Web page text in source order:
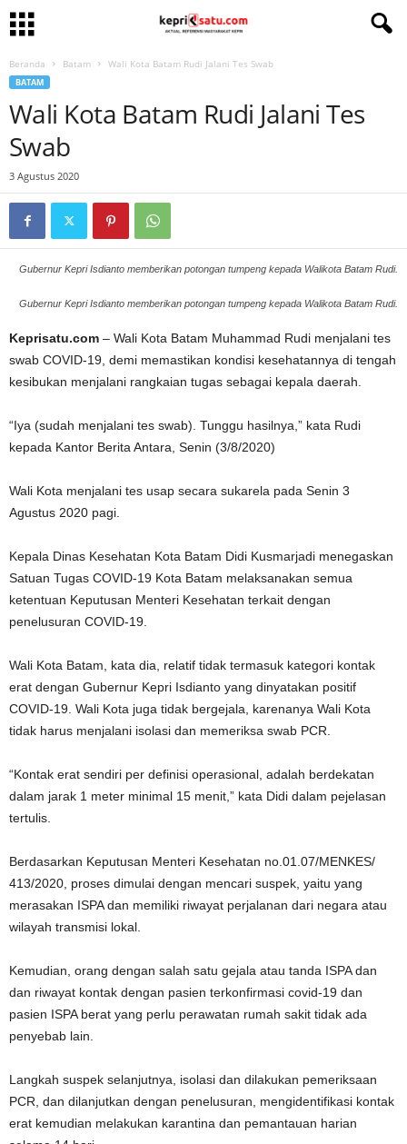
Beranda Batam Wali Kota Batam Rudi Jalani Tes Swab
BATAM
Wali Kota Batam Rudi Jalani Tes
Swab
3 Agustus 2020
Gubernur Kepri Isdianto memberikan potongan tumpeng kepada Walikota Batam Rudi.
Gubernur Kepri Isdianto memberikan potongan tumpeng kepada Walikota Batam Rudi.
Keprisatu.com – Wali Kota Batam Muhammad Rudi menjalani tes
swab COVID-19, demi memastikan kondisi kesehatannya di tengah
kesibukan menjalani rangkaian tugas sebagai kepala daerah.
“Iya (sudah menjalani tes swab). Tunggu hasilnya,” kata Rudi
kepada Kantor Berita Antara, Senin (3/8/2020)
Wali Kota menjalani tes usap secara sukarela pada Senin 3
Agustus 2020 pagi.
Kepala Dinas Kesehatan Kota Batam Didi Kusmarjadi menegaskan
Satuan Tugas COVID-19 Kota Batam melaksanakan semua
ketentuan Keputusan Menteri Kesehatan terkait dengan
penelusuran COVID-19.
Wali Kota Batam, kata dia, relatif tidak termasuk kategori kontak
erat dengan Gubernur Kepri Isdianto yang dinyatakan positif
COVID-19. Wali Kota juga tidak bergejala, karenanya Wali Kota
tidak harus menjalani isolasi dan memeriksa swab PCR.
“Kontak erat sendiri per definisi operasional, adalah berdekatan
dalam jarak 1 meter minimal 15 menit,” kata Didi dalam pejelasan
tertulis.
Berdasarkan Keputusan Menteri Kesehatan no.01.07/MENKES/
413/2020, proses dimulai dengan mencari suspek, yaitu yang
merasakan ISPA dan memiliki riwayat perjalanan dari negara atau
wilayah transmisi lokal.
Kemudian, orang dengan salah satu gejala atau tanda ISPA dan
dan riwayat kontak dengan pasien terkonfirmasi covid-19 dan
pasien ISPA berat yang perlu perawatan rumah sakit tidak ada
penyebab lain.
Langkah suspek selanjutnya, isolasi dan dilakukan pemeriksaan
PCR, dan dilanjutkan dengan penelusuran, mengidentifikasi kontak
erat kemudian melakukan karantina dan pemantauan harian